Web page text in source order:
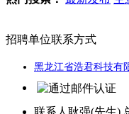
招聘单位联系方式
黑龙江省浩君科技有
联系人 耿强(先生)